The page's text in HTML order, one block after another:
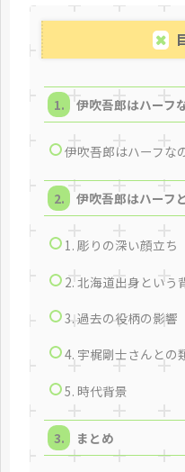
伊吹吾郎はハーフ
伊吹吾郎はハーフな
伊吹吾郎はハーフ
1. 彫りの深い顔立ち
2. 北海道出身という
3. 過去の役柄の影響
4. 宇梶剛士さんとの
5. 時代背景
まとめ